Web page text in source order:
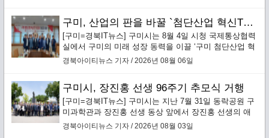
구미, 산업의 판을 바꿀 `첨단산업 혁신TF 추진단` 본격 가동
[구미=경북IT뉴스] 구미시는 8월 4일 시청 국제통상협력
실에서 구미의 미래 성장 동력을 이끌 ‘구미 첨단산업 혁
신TF 추진단’(이하 혁신추진단) 킥오프 회의를 개최하고
경북아이티뉴스 기자 / 2026년 08월 06일
구미시, 장진홍 선생 96주기 추모식 거행
[구미=경북IT뉴스] 구미시는 지난 7월 31일 동락공원 구
미과학관과 장진홍 선생 동상 앞에서 장진홍 선생의 애
국정신을 기리는 ‘순국의사 장진홍 선생 96주기 추모
경북아이티뉴스 기자 / 2026년 08월 03일